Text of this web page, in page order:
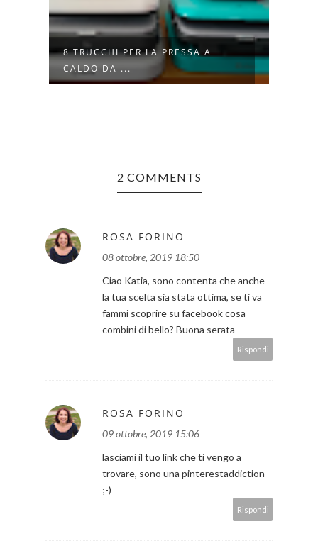
8 TRUCCHI PER LA PRESSA A
CALDO DA ...
2 COMMENTS
ROSA FORINO
08 ottobre, 2019 18:50
Ciao Katia, sono contenta che anche
la tua scelta sia stata ottima, se ti va
fammi scoprire su facebook cosa
combini di bello? Buona serata
Rispondi
ROSA FORINO
09 ottobre, 2019 15:06
lasciami il tuo link che ti vengo a
trovare, sono una pinterestaddiction
;-)
Rispondi